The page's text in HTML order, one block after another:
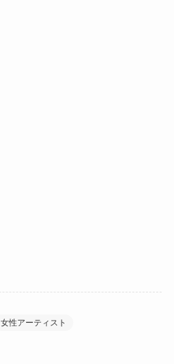
女性アーティスト